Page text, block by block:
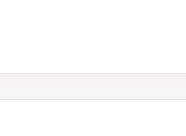
können Sie